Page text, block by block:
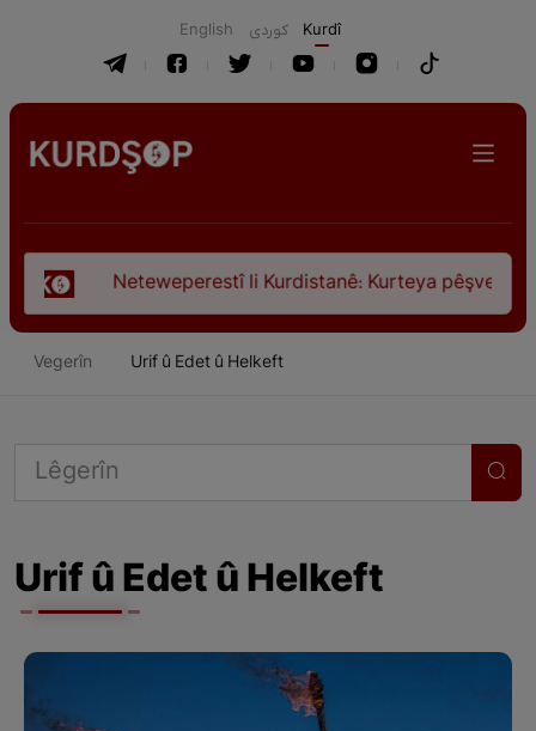
English كوردی Kurdî
li Kurdistanê: Kurteya pêşveçûna dirokî û civakî-siyasî
Vegerîn Urif û Edet û Helkeft
Urif û Edet û Helkeft